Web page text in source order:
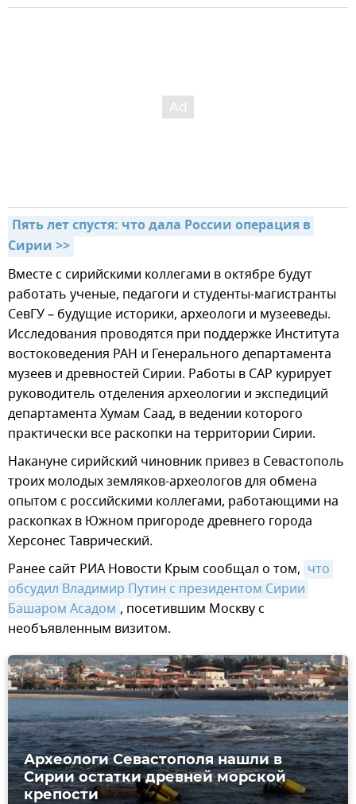
Пять лет спустя: что дала России операция в
Сирии >>
Вместе с сирийскими коллегами в октябре будут
работать ученые, педагоги и студенты-магистранты
СевГУ – будущие историки, археологи и музееведы.
Исследования проводятся при поддержке Института
востоковедения РАН и Генерального департамента
музеев и древностей Сирии. Работы в САР курирует
руководитель отделения археологии и экспедиций
департамента Хумам Саад, в ведении которого
практически все раскопки на территории Сирии.
Накануне сирийский чиновник привез в Севастополь
троих молодых земляков-археологов для обмена
опытом с российскими коллегами, работающими на
раскопках в Южном пригороде древнего города
Херсонес Таврический.
Ранее сайт РИА Новости Крым сообщал о том, что
обсудил Владимир Путин с президентом Сирии
Башаром Асадом , посетившим Москву с
необъявленным визитом.
Археологи Севастополя нашли в
Сирии остатки древней морской
крепости